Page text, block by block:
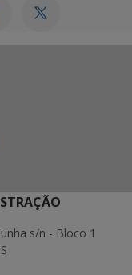
s/n - Bloco 1